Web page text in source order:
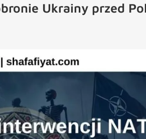
Ukrainy przed